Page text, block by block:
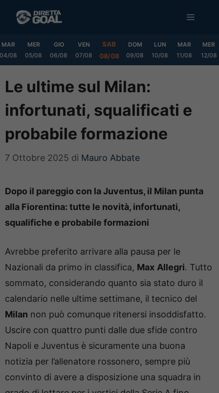
MENU
MAR
04/08
MER
05/08
GIO
06/08
VEN
07/08
SAB
08/08
DOM
09/08
LUN
10/08
MAR
11/08
MER
12/08
Le ultime sul Milan:
infortunati, squalificati e
probabile formazione
7 Ottobre 2025 di Mauro Abbate
Dopo il pareggio con la Juventus, il Milan punta
alla Fiorentina: tutte le novità, infortunati,
squalifiche e probabile formazioni
Avrebbe preferito arrivare alla pausa per le
Nazionali da primo in classifica, Max Allegri. Tutto
sommato, considerando quanto sia stato duro il
calendario nelle ultime settimane, il tecnico del
Milan non può comunque ritenersi insoddisfatto.
Uscire con quattro punti dalle due sfide contro
Napoli e Juventus è sicuramente una buona
notizia per l’allenatore rossonero, sempre più
convinto di avere a disposizione una squadra in